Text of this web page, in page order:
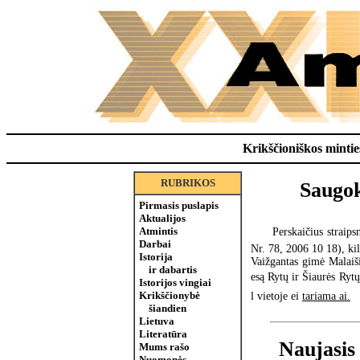
Krikščioniškos
RUBRIKOS
Pirmasis puslapis
Aktualijos
Atmintis
Darbai
Istorija
ir dabartis
Istorijos vingiai
Krikščionybė
šiandien
Lietuva
Literatūra
Mums rašo
Perskaičius
Nr. 78, 2006 10 18),
Vaižgantas gimė
esą Rytų ir Šiaurės
l vietoje ei tariama ai.